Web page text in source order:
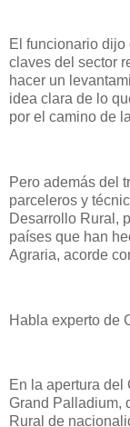
El funcionario
claves del sector
hacer un
idea clara de lo
por el camino de
Pero además del
parceleros y
Desarrollo Rural,
países que han
Agraria, acorde
Habla experto de
En la apertura del
Grand Palladium,
Rural de